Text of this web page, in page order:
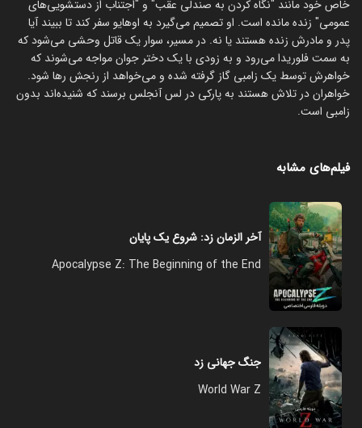
خاص خود مانند "نگاه کردن به صندلی عقب" و "اجتناب از دستشویی‌های
عمومی" زنده مانده است. او تصمیم می‌گیرد به اوهایو سفر کند تا ببیند آیا
پدر و مادرش زنده هستند یا نه. در مسیر، سوار یک قاتل وحشی می‌شود که
به سمت فلوریدا می‌رود و به زودی با یک دختر جوان مواجه می‌شوند که
خواهرش توسط یک زامبی گاز گرفته شده و می‌خواهد از رنجش رها شود.
خواهران در تلاش هستند به پارکی در لس آنجلس برسند که شنیده‌اند بدون
زامبی است.
فیلم‌های مشابه
آخر الزمان زد: شروع یک پایان
Apocalypse Z: The Beginning of the End
جنگ جهانی زد
World War Z